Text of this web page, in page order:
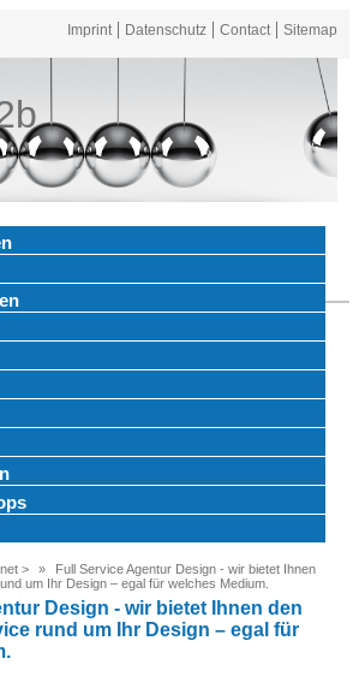
Imprint Datenschutz Contact Sitemap
>
Full Service Agentur Design - wir bietet Ihnen
um Ihr Design – egal für welches Medium.
Design - wir bietet Ihnen den
rund um Ihr Design – egal für